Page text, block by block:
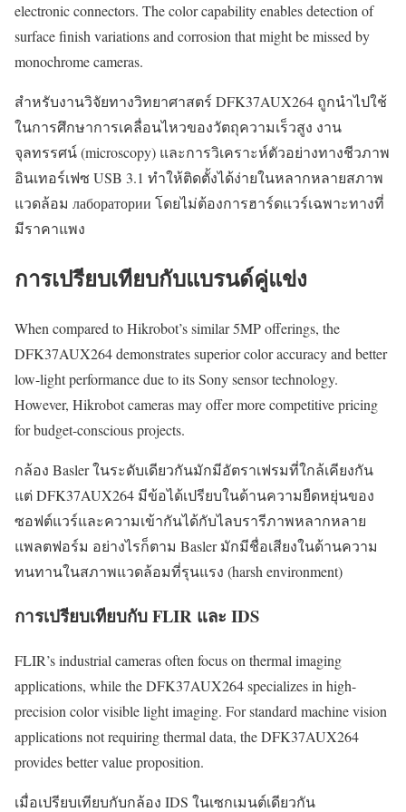
electronic connectors. The color capability enables detection of
surface finish variations and corrosion that might be missed by
monochrome cameras.
สำหรับงานวิจัยทางวิทยาศาสตร์ DFK37AUX264 ถูกนำไปใช้
ในการศึกษาการเคลื่อนไหวของวัตถุความเร็วสูง งาน
จุลทรรศน์ (microscopy) และการวิเคราะห์ตัวอย่างทางชีวภาพ
อินเทอร์เฟซ USB 3.1 ทำให้ติดตั้งได้ง่ายในหลากหลายสภาพ
แวดล้อม лаборатории โดยไม่ต้องการฮาร์ดแวร์เฉพาะทางที่
มีราคาแพง
การเปรียบเทียบกับแบรนด์คู่แข่ง
When compared to Hikrobot’s similar 5MP offerings, the
DFK37AUX264 demonstrates superior color accuracy and better
low-light performance due to its Sony sensor technology.
However, Hikrobot cameras may offer more competitive pricing
for budget-conscious projects.
กล้อง Basler ในระดับเดียวกันมักมีอัตราเฟรมที่ใกล้เคียงกัน
แต่ DFK37AUX264 มีข้อได้เปรียบในด้านความยืดหยุ่นของ
ซอฟต์แวร์และความเข้ากันได้กับไลบรารีภาพหลากหลาย
แพลตฟอร์ม อย่างไรก็ตาม Basler มักมีชื่อเสียงในด้านความ
ทนทานในสภาพแวดล้อมที่รุนแรง (harsh environment)
การเปรียบเทียบกับ FLIR และ IDS
FLIR’s industrial cameras often focus on thermal imaging
applications, while the DFK37AUX264 specializes in high-
precision color visible light imaging. For standard machine vision
applications not requiring thermal data, the DFK37AUX264
provides better value proposition.
เมื่อเปรียบเทียบกับกล้อง IDS ในเซกเมนต์เดียวกัน